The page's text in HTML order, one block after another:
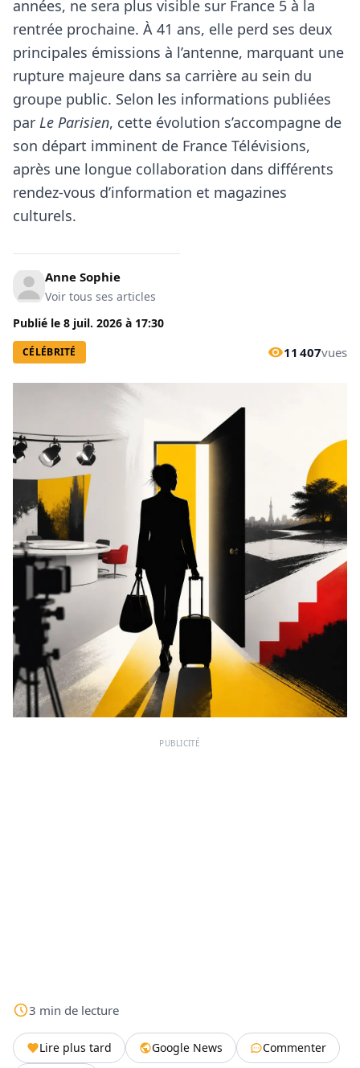
années, ne sera plus visible sur France 5 à la
rentrée prochaine. À 41 ans, elle perd ses deux
principales émissions à l’antenne, marquant une
rupture majeure dans sa carrière au sein du
groupe public. Selon les informations publiées
par Le Parisien, cette évolution s’accompagne de
son départ imminent de France Télévisions,
après une longue collaboration dans différents
rendez-vous d’information et magazines
culturels.
Anne Sophie
Voir tous ses articles
Publié le 8 juil. 2026 à 17:30
CÉLÉBRITÉ 11 407vues
PUBLICITÉ
3 min de lecture
Lire plus tard Google News
Commenter